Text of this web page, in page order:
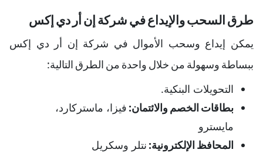
طرق السحب والإيداع في شركة إن أر دي إكس
يمكن إيداع وسحب الأموال في شركة إن أر دي إكس
ببساطة وسهولة من خلال واحدة من الطرق التالية:
التحويلات البنكية.
بطاقات الخصم والائتمان: فيزا، ماستركارد،
مايسترو
المحافظ الإلكترونية: نتلر وسكريل